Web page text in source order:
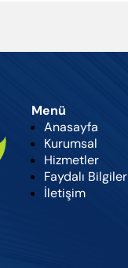
Menü
Anasayfa
Kurumsal
Hizmetler
Faydalı Bilgiler
İletişim